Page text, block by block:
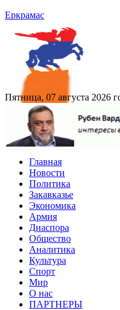
Еркрамас
Пятница, 07 августа 2026
Главная
Новости
Политика
Закавказье
Экономика
Армия
Диаспора
Общество
Аналитика
Культура
Спорт
Мир
О нас
ПАРТНЕРЫ